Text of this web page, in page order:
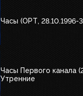
Часы (ОРТ, 28.10.1996-
Часы Первого канала
Утренние